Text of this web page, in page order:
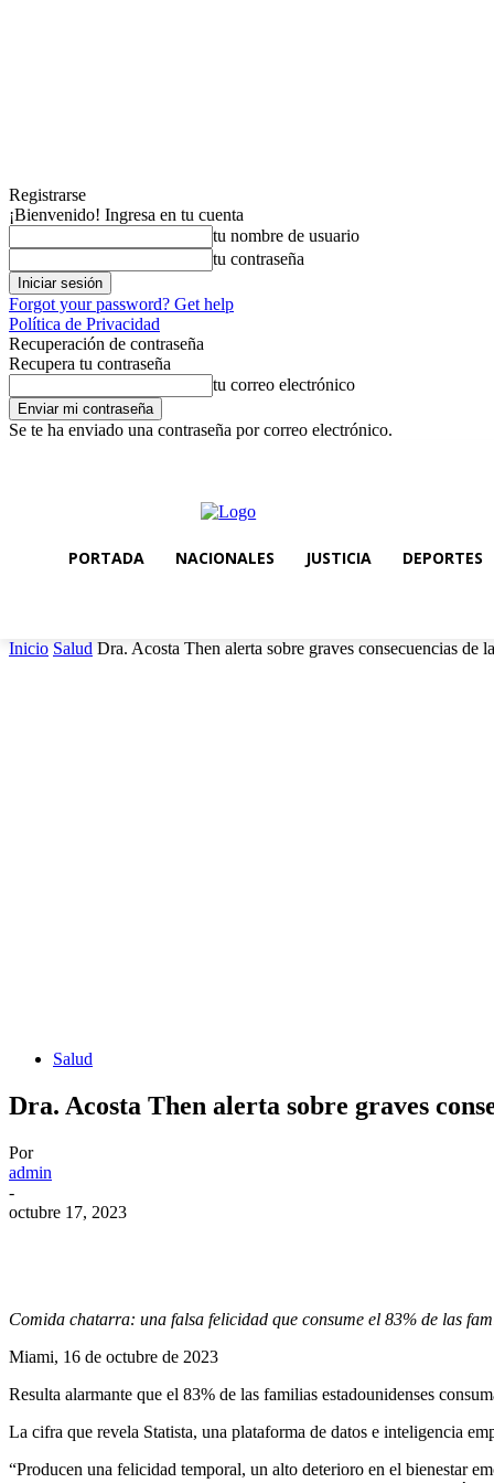
Registrarse
¡Bienvenido! Ingresa en tu cuenta
tu nombre de usuario
tu contraseña
Forgot your password? Get help
Política de Privacidad
Recuperación de contraseña
Recupera tu contraseña
tu correo electrónico
Se te ha enviado una contraseña por correo electrónico.
PORTADA NACIONALES JUSTICIA DEPORTES
Inicio Salud Dra. Acosta Then alerta sobre graves consecuencias de
Salud
Dra. Acosta Then alerta sobre graves
Por
admin
-
octubre 17, 2023
Comida chatarra: una falsa felicidad que consume el 83% de las
Miami, 16 de octubre de 2023
Resulta alarmante que el 83% de las familias estadounidenses
La cifra que revela Statista, una plataforma de datos e inteligencia
“Producen una felicidad temporal, un alto deterioro en el bienestar